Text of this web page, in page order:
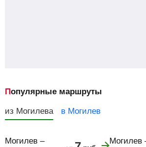
Популярные маршруты
из Могилева в Могилев
Могилев –
Могилев